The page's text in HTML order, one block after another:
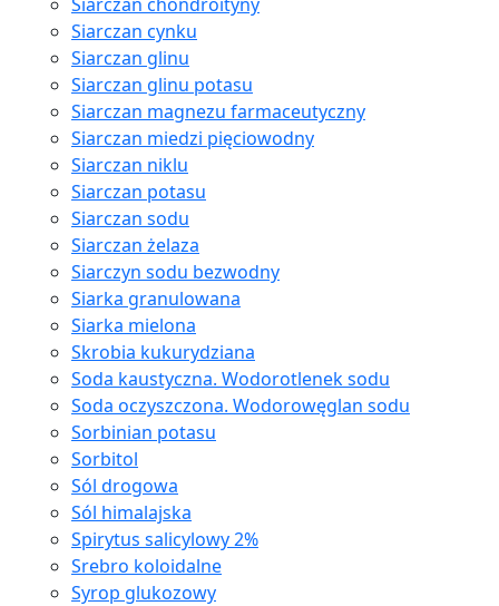
Siarczan cynku
Siarczan glinu
Siarczan glinu potasu
Siarczan magnezu farmaceutyczny
Siarczan miedzi pięciowodny
Siarczan niklu
Siarczan potasu
Siarczan sodu
Siarczan żelaza
Siarczyn sodu bezwodny
Siarka granulowana
Siarka mielona
Skrobia kukurydziana
Soda kaustyczna. Wodorotlenek sodu
Soda oczyszczona. Wodorowęglan sodu
Sorbinian potasu
Sorbitol
Sól drogowa
Sól himalajska
Spirytus salicylowy 2%
Srebro koloidalne
Syrop glukozowy